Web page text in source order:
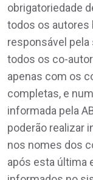
obrigatoriedade
todos os autores
responsável pela
todos os co-
apenas com os
completas, e
informada pela
poderão realizar
nos nomes dos
após esta última